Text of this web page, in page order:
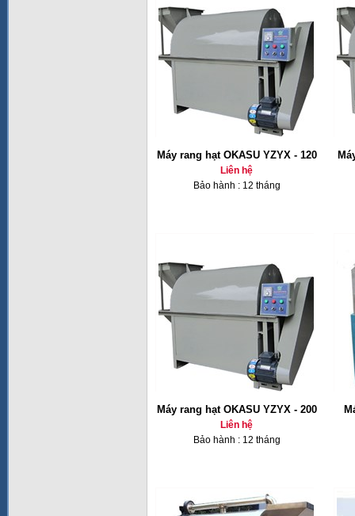
Máy rang hạt OKASU YZYX - 120
Liên hệ
Bảo hành : 12 tháng
Máy rang hạt OKASU YZYX - 200
Liên hệ
Bảo hành : 12 tháng